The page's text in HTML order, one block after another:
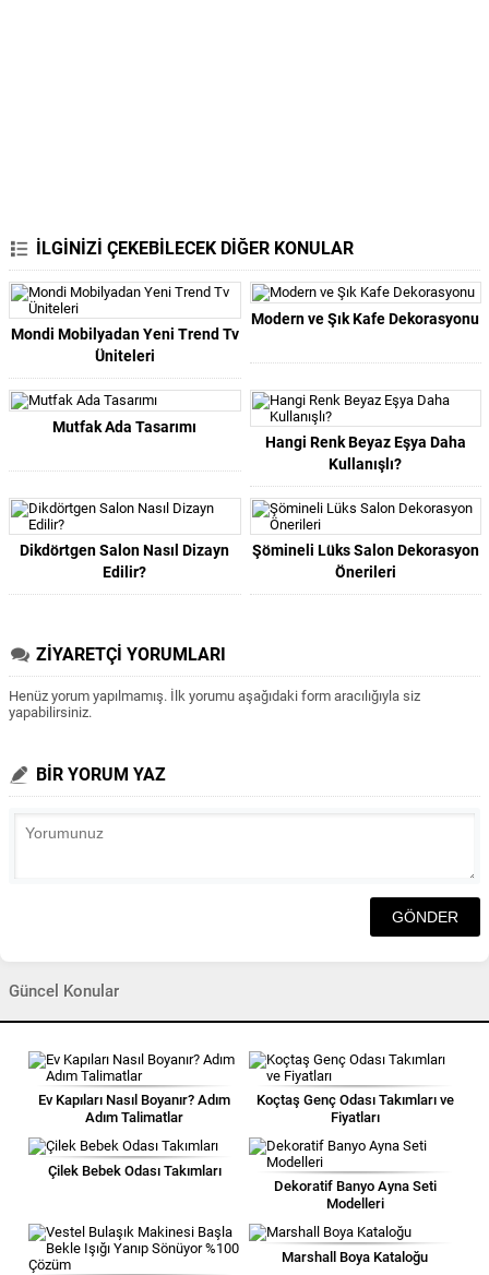
İLGİNİZİ ÇEKEBİLECEK DİĞER KONULAR
Mondi Mobilyadan Yeni Trend Tv
Üniteleri
Modern ve Şık Kafe Dekorasyonu
Mutfak Ada Tasarımı
Hangi Renk Beyaz Eşya Daha
Kullanışlı?
Dikdörtgen Salon Nasıl Dizayn
Edilir?
Şömineli Lüks Salon Dekorasyon
Önerileri
ZİYARETÇİ YORUMLARI
Henüz yorum yapılmamış. İlk yorumu aşağıdaki form aracılığıyla siz
yapabilirsiniz.
BİR YORUM YAZ
Güncel Konular
Ev Kapıları Nasıl Boyanır? Adım
Adım Talimatlar
Koçtaş Genç Odası Takımları ve
Fiyatları
Çilek Bebek Odası Takımları
Dekoratif Banyo Ayna Seti
Modelleri
Marshall Boya Kataloğu